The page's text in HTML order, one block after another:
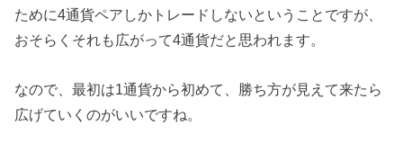
ために4通貨ペアしかトレードしないということですが、
おそらくそれも広がって4通貨だと思われます。
なので、最初は1通貨から初めて、勝ち方が見えて来たら
広げていくのがいいですね。